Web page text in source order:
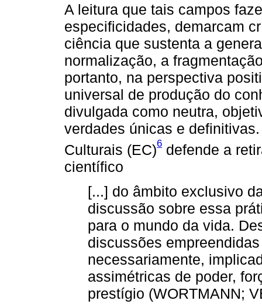
A leitura que tais campos
especificidades, demarcam
ciência que sustenta a
normalização, a
portanto, na perspectiva
universal de produção do
divulgada como neutra,
verdades únicas e
Culturais (EC)6 defende a
científico
[...] do âmbito exclusivo
discussão sobre essa
para o mundo da vida.
discussões
necessariamente,
assimétricas de poder,
prestígio (WORTMANN;